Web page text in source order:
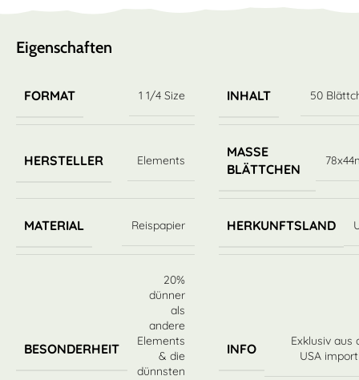
Eigenschaften
FORMAT 1 1/4 Size INHALT 50
HERSTELLER Elements
MASSE B
LÄTTCHEN
MATERIAL Reispapier HERKUNFTSLAND
BESONDERHEIT
20%
dünner
als
andere
Elements
& die
dünnsten
INFO
Exklusiv aus
USA